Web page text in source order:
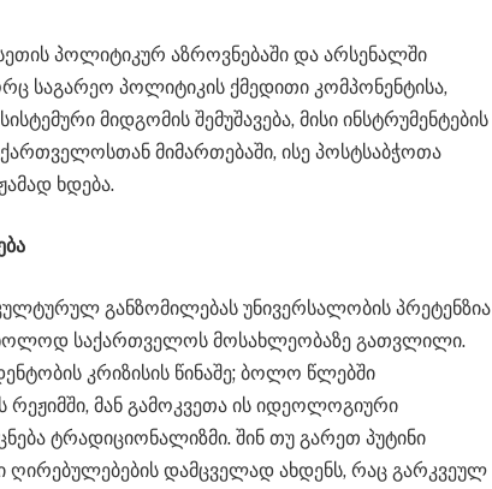
პოლიტიკურ აზროვნებაში და არსენალში
საგარეო პოლიტიკის ქმედითი კომპონენტისა,
მიდგომის შემუშავება, მისი ინსტრუმენტების
მიმართებაში, ისე პოსტსაბჭოთა
ხდება.
განზომილებას უნივერსალობის პრეტენზია
მხოლოდ საქართველოს მოსახლეობაზე გათვლილი.
კრიზისის წინაშე; ბოლო წლებში
მან გამოკვეთა ის იდეოლოგიური
ტრადიციონალიზმი. შინ თუ გარეთ პუტინი
დამცველად ახდენს, რაც გარკვეულ